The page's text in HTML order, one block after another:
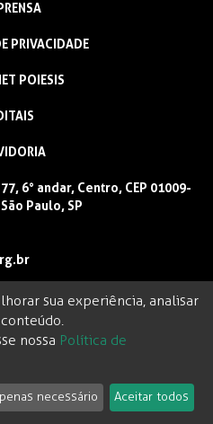
PRIVACIDADE
POIESIS
6° andar, Centro, CEP 01009-
Paulo, SP
sua experiência, analisar
nossa Política de
necessário Aceitar todos